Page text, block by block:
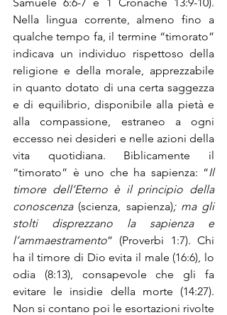
Samuele 6:6-7 e 1 Cronache 13:9-10).
Nella lingua corrente, almeno fino a
qualche tempo fa, il termine “timorato”
indicava un individuo rispettoso della
religione e della morale, apprezzabile
in quanto dotato di una certa saggezza
e di equilibrio, disponibile alla pietà e
alla compassione, estraneo a ogni
eccesso nei desideri e nelle azioni della
vita quotidiana. Biblicamente il
“timorato” è uno che ha sapienza: “Il
timore dell’Eterno è il principio della
conoscenza (scienza, sapienza); ma gli
stolti disprezzano la sapienza e
l’ammaestramento” (Proverbi 1:7). Chi
ha il timore di Dio evita il male (16:6), lo
odia (8:13), consapevole che gli fa
evitare le insidie della morte (14:27).
Non si contano poi le esortazioni rivolte